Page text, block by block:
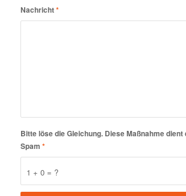
Nachricht*
1 + 0 = ?
Bitte löse die Gleichung. Diese Maßnahme
Spam *